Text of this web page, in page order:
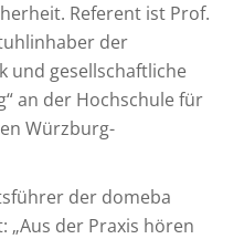
Referent ist Prof.
der
und gesellschaftliche
an der Hochschule für
Würzburg-
der domeba
der Praxis hören